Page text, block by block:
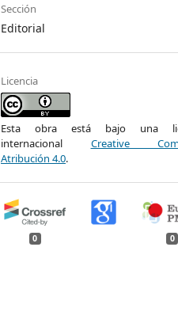
Sección
Editorial
Licencia
Esta obra está bajo una
internacional Creative
Atribución 4.0.
0 0